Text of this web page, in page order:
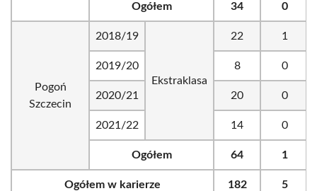
Ogółem 34 0
Pogoń
Szczecin
2018/19
Ekstraklasa
22 1
2019/20 8 0
2020/21 20 0
2021/22 14 0
Ogółem 64 1
Ogółem w karierze 182 5